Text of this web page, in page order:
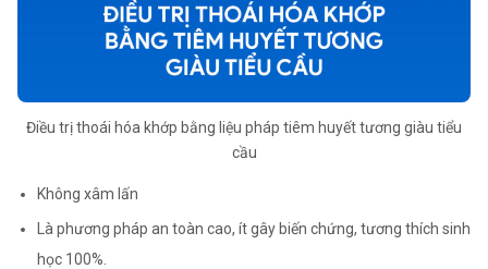
Điều trị thoái hóa khớp bằng liệu pháp tiêm huyết tương giàu tiểu
cầu
Không xâm lấn
Là phương pháp an toàn cao, ít gây biến chứng, tương thích sinh
học 100%.